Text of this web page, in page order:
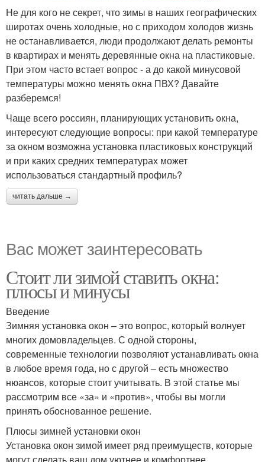
Не для кого не секрет, что зимы в наших географических
широтах очень холодные, но с приходом холодов жизнь
не останавливается, люди продолжают делать ремонты
в квартирах и менять деревянные окна на пластиковые.
При этом часто встает вопрос - а до какой минусовой
температуры можно менять окна ПВХ? Давайте
разберемся!
Чаще всего россиян, планирующих установить окна,
интересуют следующие вопросы: при какой температуре
за окном возможна установка пластиковых конструкций
и при каких средних температурах может
использоваться стандартный профиль?
читать дальше →
Вас может заинтересовать
Стоит ли зимой ставить окна:
плюсы и минусы
Введение
Зимняя установка окон – это вопрос, который волнует
многих домовладельцев. С одной стороны,
современные технологии позволяют устанавливать окна
в любое время года, но с другой – есть множество
нюансов, которые стоит учитывать. В этой статье мы
рассмотрим все «за» и «против», чтобы вы могли
принять обоснованное решение.
Плюсы зимней установки окон
Установка окон зимой имеет ряд преимуществ, которые